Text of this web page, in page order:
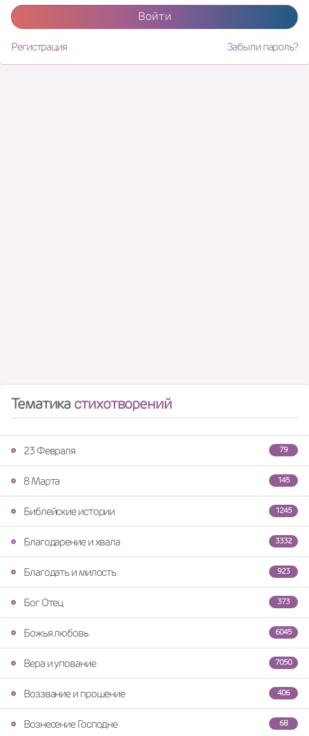
Войти
Регистрация Забыли пароль?
Тематикастихотворений
79
23 Февраля
145
8 Марта
1245
Библейские истории
3332
Благодарение и хвала
923
Благодать и милость
373
Бог Отец
6045
Божья любовь
7050
Вера и упование
406
Воззвание и прошение
68
Вознесение Господне